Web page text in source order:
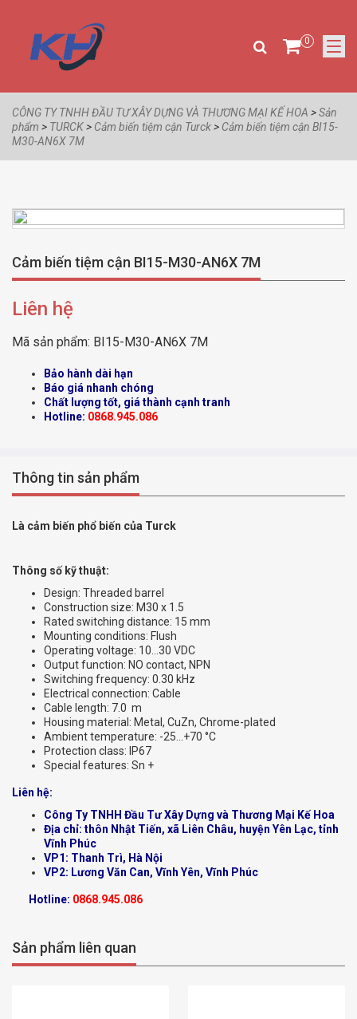
0
CÔNG TY TNHH ĐẦU TƯ XÂY DỰNG VÀ THƯƠNG MẠI KẾ HOA >Sản
phẩm > TURCK> Cảm biến tiệm cận Turck> Cảm biến tiệm cận BI15-
M30-AN6X 7M
Cảm biến tiệm cận BI15-M30-AN6X 7M
Liên hệ
Mã sản phẩm: BI15-M30-AN6X 7M
Bảo hành dài hạn
Báo giá nhanh chóng
Chất lượng tốt, giá thành cạnh tranh
Hotline: 0868.945.086
Thông tin sản phẩm
Là cảm biến phổ biến của Turck
Thông số kỹ thuật:
Design: Threaded barrel
Construction size: M30 x 1.5
Rated switching distance: 15 mm
Mounting conditions: Flush
Operating voltage: 10…30 VDC
Output function: NO contact, NPN
Switching frequency: 0.30 kHz
Electrical connection: Cable
Cable length: 7.0 m
Housing material: Metal, CuZn, Chrome-plated
Ambient temperature: -25…+70 °C
Protection class: IP67
Special features: Sn +
Liên hệ:
Công Ty TNHH Đầu Tư Xây Dựng và Thương Mại Kế Hoa
Địa chỉ: thôn Nhật Tiến, xã Liên Châu, huyện Yên Lạc, tỉnh
Vĩnh Phúc
VP1: Thanh Trì, Hà Nội
VP2: Lương Văn Can, Vĩnh Yên, Vĩnh Phúc
Hotline: 0868.945.086
Sản phẩm liên quan